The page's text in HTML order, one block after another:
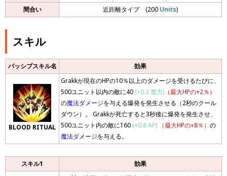
間合い
近距離タイプ (200 Units)
スキル
パッシブスキル名 効果
BLOOD RITUAL
Grakkが現在のHPの10％以上のダメージを受けるたびに、
500ユニット以内の敵に40 (+0.2 魔力) （最大HPの+2％）
の魔法ダメージを与える爆発を発生させる（2秒のクール
ダウン）。 Grakkが死亡すると3秒後に爆発を発生させ、
500ユニット内の敵に160 (+0.8 AP) （最大HPの+8％） の
魔法ダメージを与える。
スキル1
効果